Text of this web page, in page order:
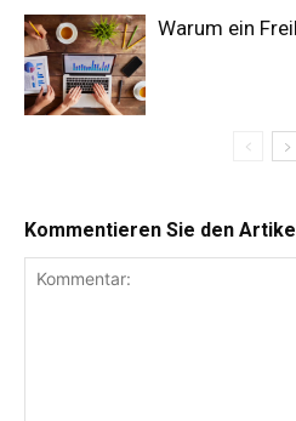
Warum ein
Kommentieren Sie den